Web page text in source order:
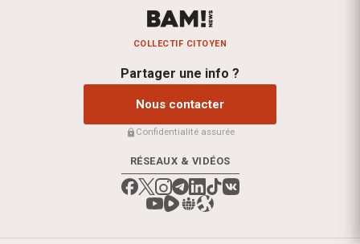
COLLECTIF CITOYEN
Partager une info ?
Nous contacter
Confidentialité assurée
RÉSEAUX & VIDÉOS